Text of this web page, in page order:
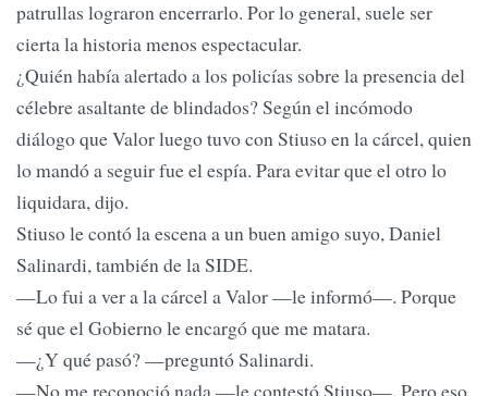
patrullas lograron encerrarlo. Por lo general, suele ser
cierta la historia menos espectacular.
¿Quién había alertado a los policías sobre la presencia del
célebre asaltante de blindados? Según el incómodo
diálogo que Valor luego tuvo con Stiuso en la cárcel, quien
lo mandó a seguir fue el espía. Para evitar que el otro lo
liquidara, dijo.
Stiuso le contó la escena a un buen amigo suyo, Daniel
Salinardi, también de la SIDE.
—Lo fui a ver a la cárcel a Valor —le informó—. Porque
sé que el Gobierno le encargó que me matara.
—¿Y qué pasó? —preguntó Salinardi.
—No me reconoció nada —le contestó Stiuso—. Pero eso